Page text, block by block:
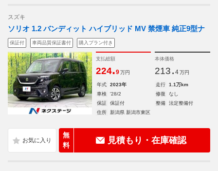
スズキ
ソリオ 1.2 バンディット ハイブリッド MV 禁煙車 純正9型ナ
保証付 車両品質保証書付 購入プラン付き
支払総額
224.9 万円
本体価格
213. 4 万円
年式 2023年 走行
1.1万km
車検
'28/2 修復
なし
保証
保証付 整備
法定整備付
住所
新潟県 新潟市東区
無
料
見積もり・在庫確認